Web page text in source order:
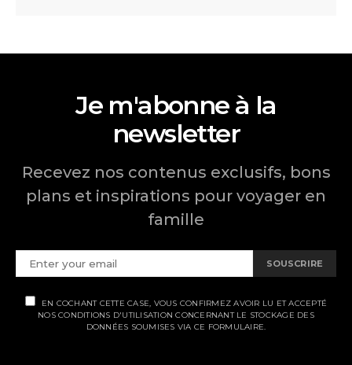
Je m'abonne à la
newsletter
Recevez nos contenus exclusifs, bons
plans et inspirations pour voyager en
famille
SOUSCRIRE
EN COCHANT CETTE CASE, VOUS CONFIRMEZ AVOIR LU ET ACCEPTÉ
NOS CONDITIONS D'UTILISATION CONCERNANT LE STOCKAGE DES
DONNÉES SOUMISES VIA CE FORMULAIRE.